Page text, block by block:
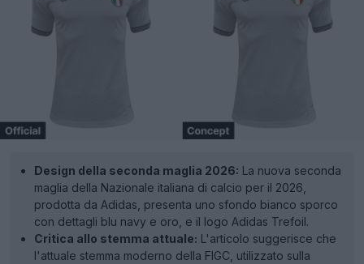
Design della seconda maglia 2026: La nuova seconda
maglia della Nazionale italiana di calcio per il 2026,
prodotta da Adidas, presenta uno sfondo bianco sporco
con dettagli blu navy e oro, e il logo Adidas Trefoil.
Critica allo stemma attuale: L'articolo suggerisce che
l'attuale stemma moderno della FIGC, utilizzato sulla